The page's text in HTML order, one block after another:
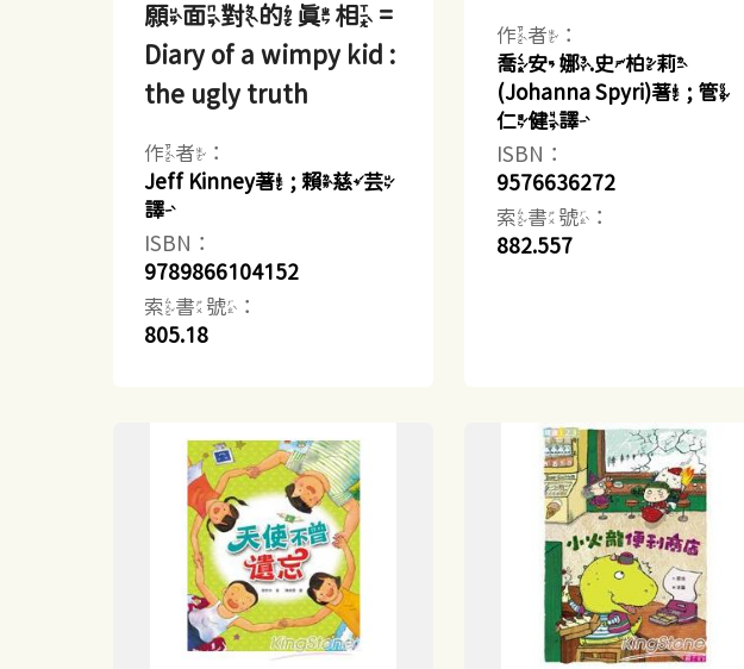
願面對的真相 =
Diary of a wimpy kid :
the ugly truth
作者：
Jeff Kinney著 ; 賴慈芸
譯
ISBN：
9789866104152
索書號：
805.18
作者：
喬安娜.史柏莉
(Johanna Spyri)著 ; 管
仁健譯
ISBN：
9576636272
索書號：
882.557